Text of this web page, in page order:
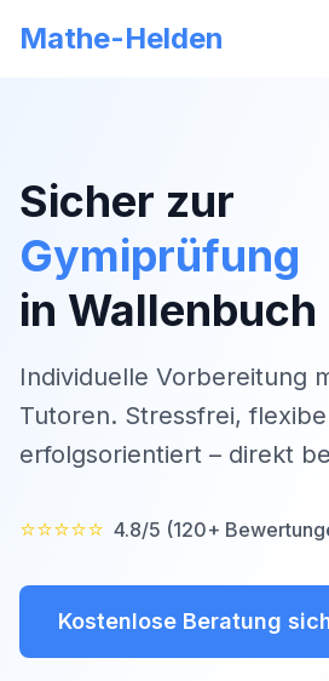
Mathe-Helden
Sicher zur
Gymiprüfung
in Wallenbuch
Individuelle Vorbereitung
Tutoren. Stressfrei,
erfolgsorientiert – direkt
⭐⭐⭐⭐⭐ 4.8/5 (120+
Kostenlose Beratung